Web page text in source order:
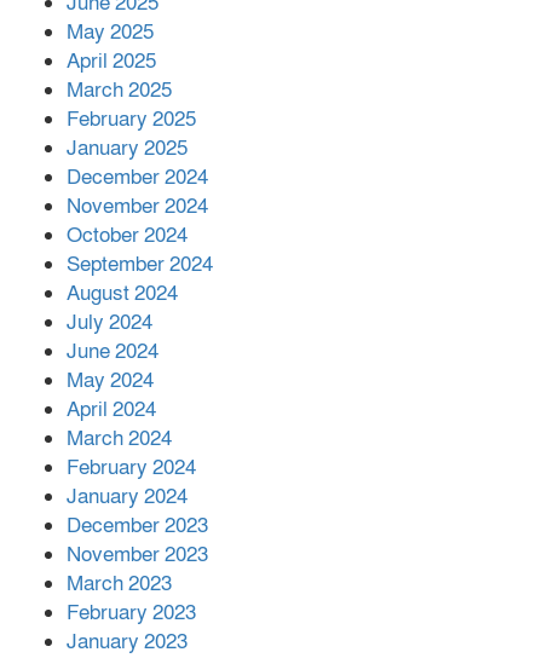
সহায়তা দিলেন সাচিং প্রু জেরী
May 2025
April 2025
March 2025
February 2025
January 2025
December 2024
November 2024
October 2024
September 2024
August 2024
July 2024
June 2024
May 2024
April 2024
March 2024
February 2024
January 2024
December 2023
November 2023
March 2023
February 2023
January 2023